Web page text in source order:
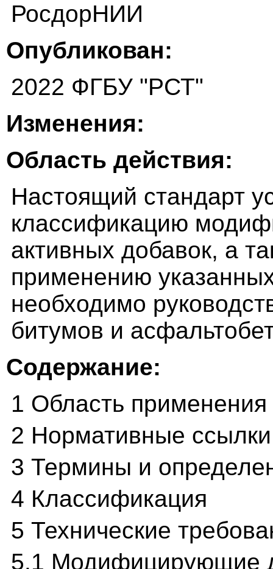
РосдорНИИ
Опубликован:
2022 ФГБУ "РСТ"
Изменения:
Область действия:
Настоящий стандарт
классификацию
активных добавок, а
применению
необходимо
битумов и
Содержание:
1 Область применения
2 Нормативные ссылки
3 Термины и
4 Классификация
5 Технические
5.1 Модифицирующие